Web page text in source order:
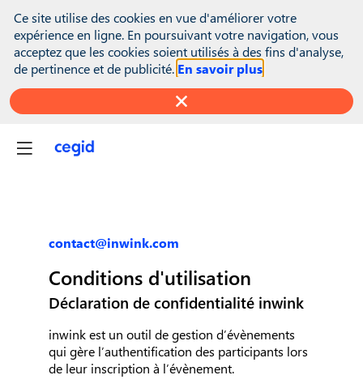
contact@inwink.com
Conditions d'utilisation
Déclaration de confidentialité inwink
inwink est un outil de gestion d’évènements
qui gère l’authentification des participants lors
de leur inscription à l’évènement.
Ce site utilise des cookies en vue d'améliorer votre
expérience en ligne. En poursuivant votre navigation, vous
acceptez que les cookies soient utilisés à des fins d'analyse,
de pertinence et de publicité. En savoir plus
var inwink = global.inwink || {}; global.inwink = inwink;
inwink.tracking = inwink.tracking || {}; inwink.tracking.trackers =
inwink.tracking.trackers || []; inwink.tracking.trackers.push({
script: { id : "mytracker", innerContent : '(function() {\r\n var
didInit = false;\r\n function initMunchkin() {\r\n if(didInit ===
false) {\r\n didInit = true;\r\n Munchkin.init('818-MJH-876');\r\n
'text/javascript';\r\n s.async = true;\r\n s.src =
'//munchkin.marketo.net/munchkin.js';\r\n s.onreadystatechange
[0].appendChild(s);\r\n})();' }, trackPage: function(location){},
(inwink.trackingStatus) inwink.trackingStatus(); })(this);